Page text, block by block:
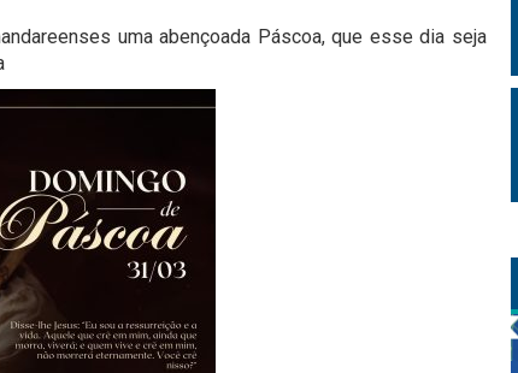
uma abençoada Páscoa, que esse dia seja